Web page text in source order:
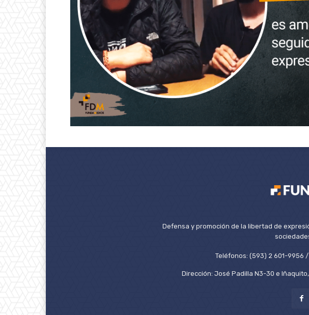
Defensa y promoción de la libertad de
Teléfonos: (593) 2 601-9956
Dirección: José Padilla N3-30 e